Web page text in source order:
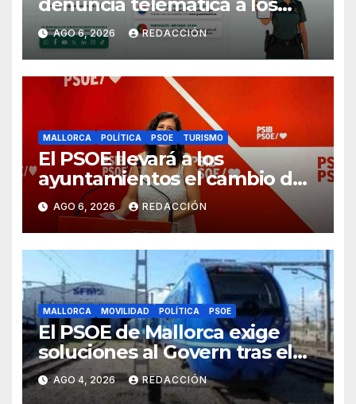
ciudadanos europeos
AGO 6, 2026 REDACCIÓN
MALLORCA POLÍTICA PSOE TURISMO
El PSOE llevará a los
ayuntamientos el cambio de
modelo turístico y de vivienda
AGO 6, 2026 REDACCIÓN
MALLORCA MOVILIDAD POLÍTICA PSOE
El PSOE de Mallorca exige
soluciones al Govern tras el
tijeretazo de trenes en
agosto
AGO 4, 2026 REDACCIÓN